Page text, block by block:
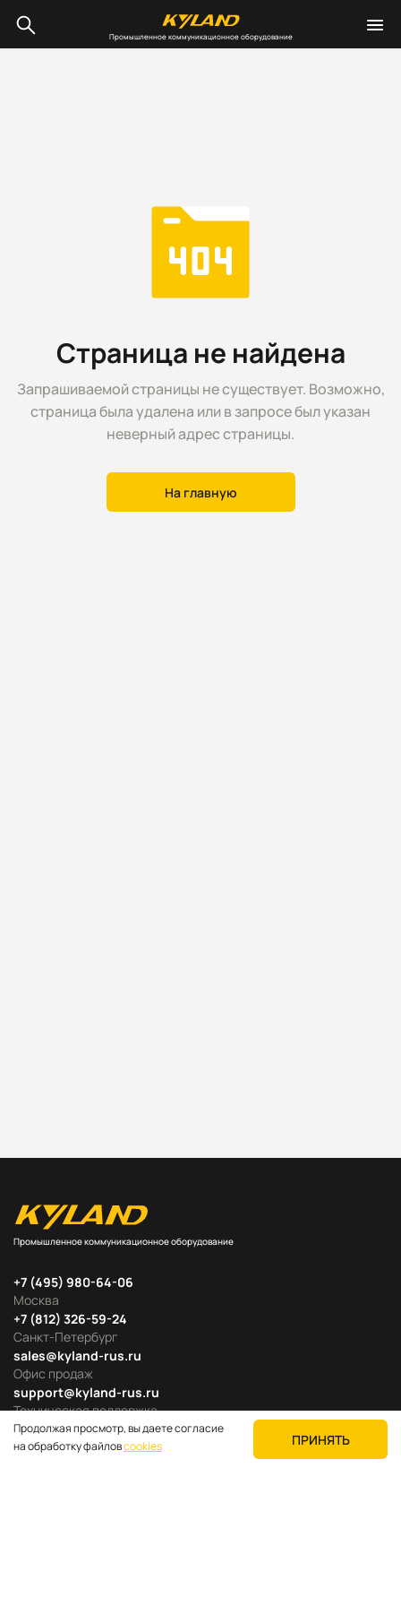
Промышленное коммуникационное оборудование
Страница не найдена
Запрашиваемой страницы не существует. Возможно,
страница была удалена или в запросе был указан
неверный адрес страницы.
На главную
Промышленное коммуникационное оборудование
Москва
+7 (495) 980-64-06
Офис продаж
sales@kyland-rus.ru
Санкт-Петербург
+7 (812) 326-59-24
Техническая поддержка
support@kyland-rus.ru
Продолжая просмотр, вы даете согласие
на обработку файловcookies ПРИНЯТЬ